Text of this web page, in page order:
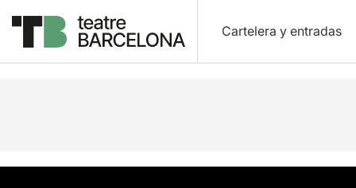
Cartelera y entradas
Descripción Ficha artística Fotos y vídeos